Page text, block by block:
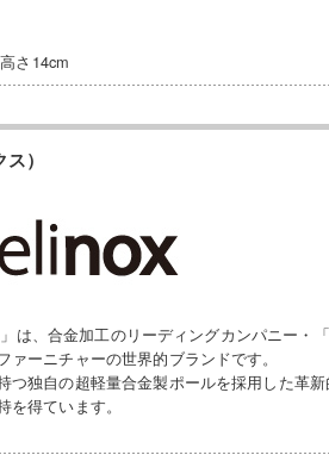
さ14cm
）
は、合金加工のリーディングカンパニー・
ーニチャーの世界的ブランドです。
つ独自の超軽量合金製ポールを採用した革
得ています。